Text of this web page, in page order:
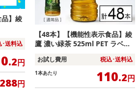
品】綾
･送料込
.2円
円
【48本】【機能性表示食品】綾
鷹 濃い緑茶 525ml PET ラベル
お試し費用 税込･送料込
1本あたり 110.2円